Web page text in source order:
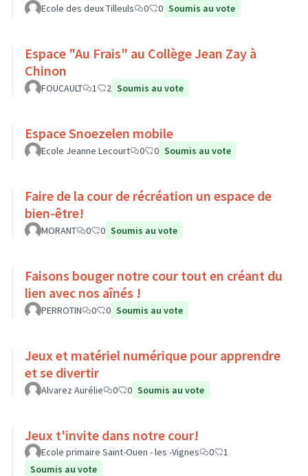
Ecole des deux Tilleuls 0 0 Soumis au vote
Espace "Au Frais" au Collège Jean Zay à
Chinon
FOUCAULT 1 2 Soumis au vote
Espace Snoezelen mobile
Ecole Jeanne Lecourt 0 0 Soumis au vote
Faire de la cour de récréation un espace de
bien-être!
MORANT 0 0 Soumis au vote
Faisons bouger notre cour tout en créant du
lien avec nos aînés !
PERROTIN 0 0 Soumis au vote
Jeux et matériel numérique pour apprendre
et se divertir
Alvarez Aurélie 0 0 Soumis au vote
Jeux t'invite dans notre cour!
Ecole primaire Saint-Ouen - les -Vignes 0
1
Soumis au vote